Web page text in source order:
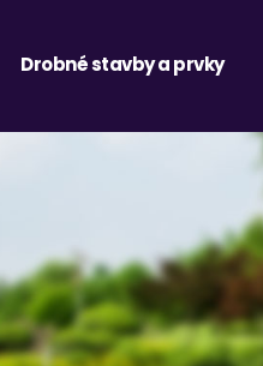
Drobné stavby a prvky